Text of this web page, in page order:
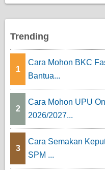
Trending
1
Cara Mohon BKC
Bantua...
2
Cara Mohon UPU
2026/2027...
3
Cara Semakan
SPM ...